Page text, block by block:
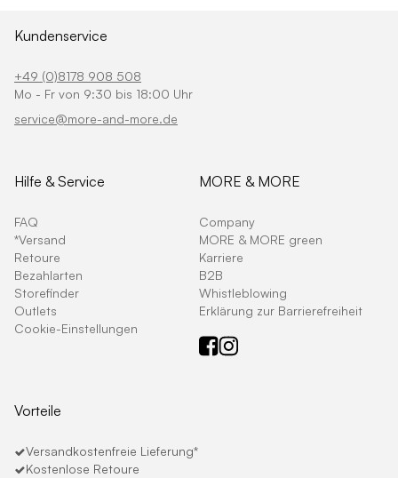
Kundenservice
+49 (0)8178 908 508
Mo - Fr von 9:30 bis 18:00 Uhr
service@more-and-more.de
Hilfe & Service
FAQ
*Versand
Retoure
Bezahlarten
Storefinder
Outlets
Cookie-Einstellungen
MORE & MORE
Company
MORE & MORE green
Karriere
B2B
Whistleblowing
Erklärung zur Barrierefreiheit
Vorteile
Versandkostenfreie Lieferung*
Kostenlose Retoure